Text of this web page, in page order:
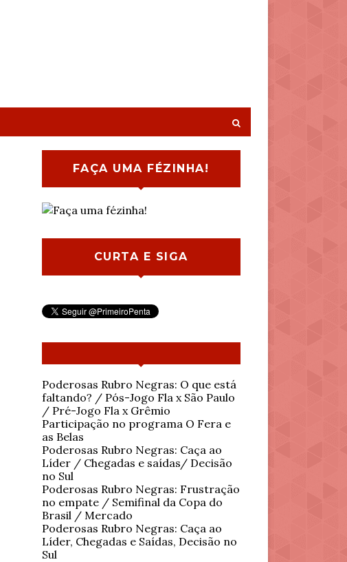
FAÇA UMA FÉZINHA!
CURTA E SIGA
Poderosas Rubro Negras: O que está
faltando? / Pós-Jogo Fla x São Paulo
/ Pré-Jogo Fla x Grêmio
Participação no programa O Fera e
as Belas
Poderosas Rubro Negras: Caça ao
Líder / Chegadas e saídas/ Decisão
no Sul
Poderosas Rubro Negras: Frustração
no empate / Semifinal da Copa do
Brasil / Mercado
Poderosas Rubro Negras: Caça ao
Líder, Chegadas e Saídas, Decisão no
Sul